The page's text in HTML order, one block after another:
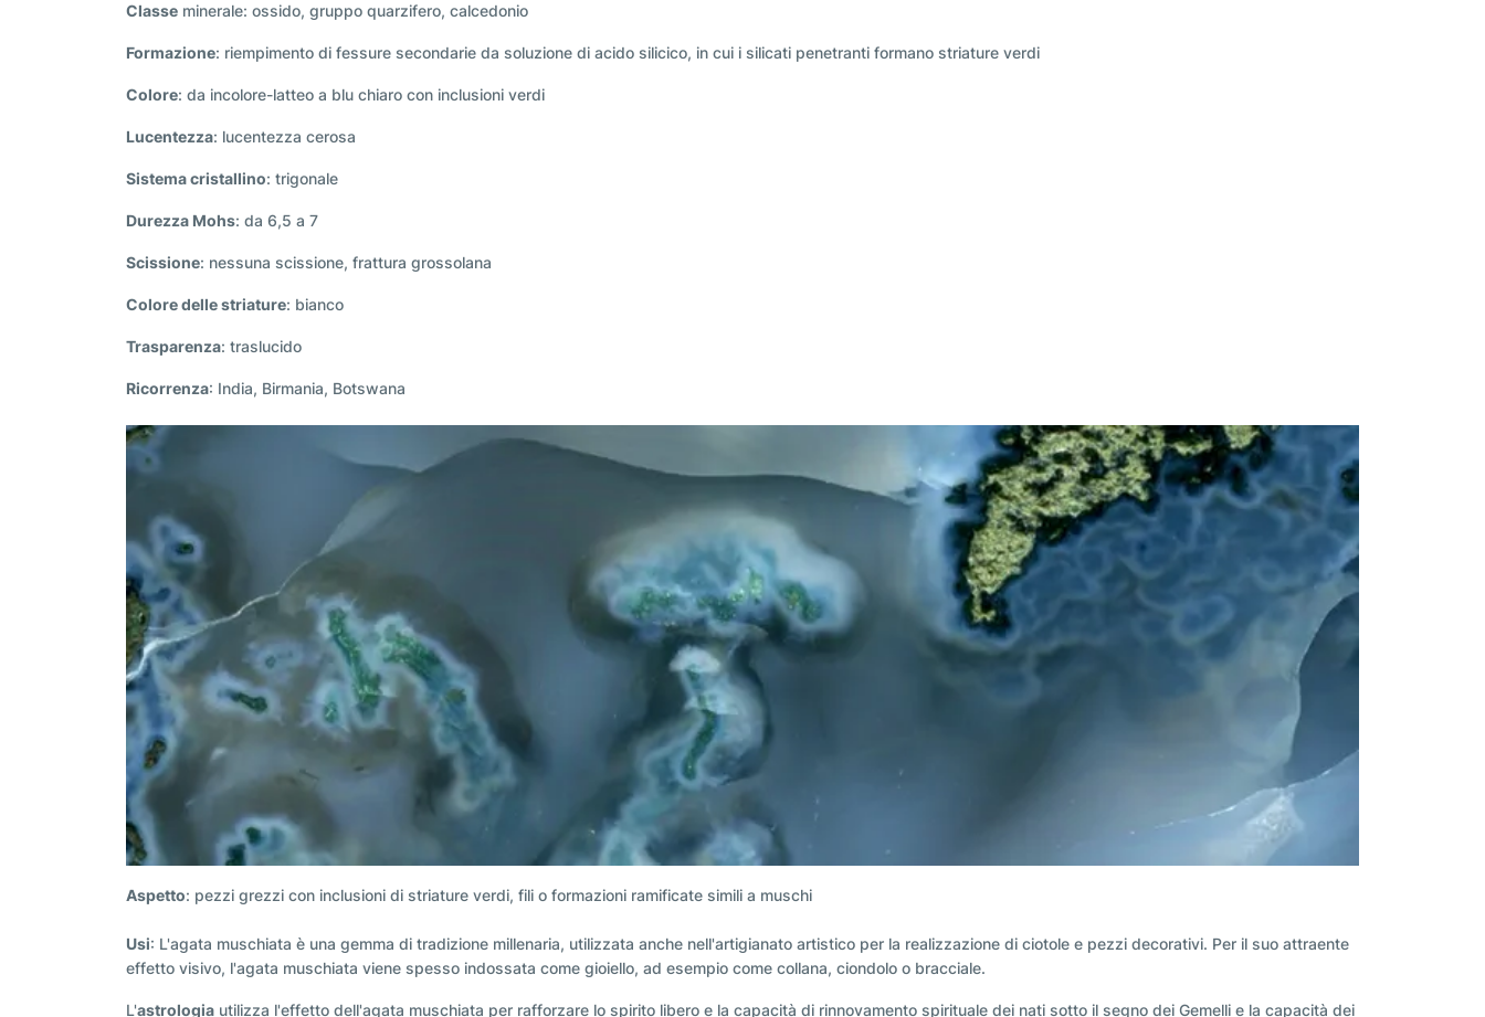
Classe minerale: ossido, gruppo quarzifero, calcedonio
Formazione: riempimento di fessure secondarie da soluzione di acido silicico, in cui i silicati penetranti formano striature verdi
Colore: da incolore-latteo a blu chiaro con inclusioni verdi
Lucentezza: lucentezza cerosa
Sistema cristallino: trigonale
Durezza Mohs: da 6,5 a 7
Scissione: nessuna scissione, frattura grossolana
Colore delle striature: bianco
Trasparenza: traslucido
Ricorrenza: India, Birmania, Botswana
Aspetto: pezzi grezzi con inclusioni di striature verdi, fili o formazioni ramificate simili a muschi
Usi: L'agata muschiata è una gemma di tradizione millenaria, utilizzata anche nell'artigianato artistico per la realizzazione di ciotole e pezzi decorativi. Per il suo attraente
effetto visivo, l'agata muschiata viene spesso indossata come gioiello, ad esempio come collana, ciondolo o bracciale.
L'astrologia utilizza l'effetto dell'agata muschiata per rafforzare lo spirito libero e la capacità di rinnovamento spirituale dei nati sotto il segno dei Gemelli e la capacità dei